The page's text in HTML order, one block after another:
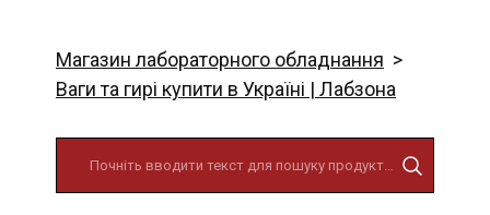
Магазин лабораторного обладнання
Ваги та гирі купити в Україні | Лабзона